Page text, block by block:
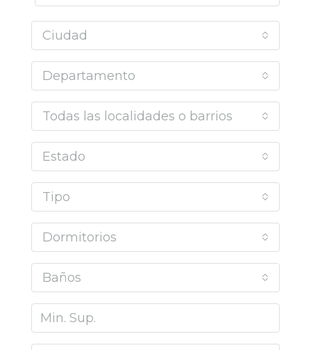
Ciudad
Departamento
Todas las localidades o barrios
Estado
Tipo
Dormitorios
Baños